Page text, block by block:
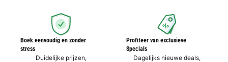
Boek eenvoudig en zonder
stress
Duidelijke prijzen,
Profiteer van exclusieve
Specials
Dagelijks nieuwe deals,